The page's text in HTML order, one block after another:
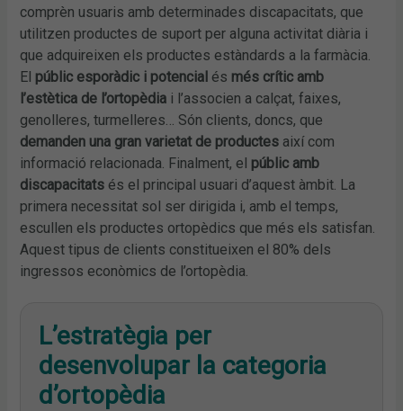
comprèn usuaris amb determinades discapacitats, que
utilitzen productes de suport per alguna activitat diària i
que adquireixen els productes estàndards a la farmàcia.
El públic esporàdic i potencial és més crític amb
l’estètica de l’ortopèdia i l’associen a calçat, faixes,
genolleres, turmelleres… Són clients, doncs, que
demanden una gran varietat de productes així com
informació relacionada. Finalment, el públic amb
discapacitats és el principal usuari d’aquest àmbit. La
primera necessitat sol ser dirigida i, amb el temps,
escullen els productes ortopèdics que més els satisfan.
Aquest tipus de clients constitueixen el 80% dels
ingressos econòmics de l’ortopèdia.
L’estratègia per
desenvolupar la categoria
d’ortopèdia